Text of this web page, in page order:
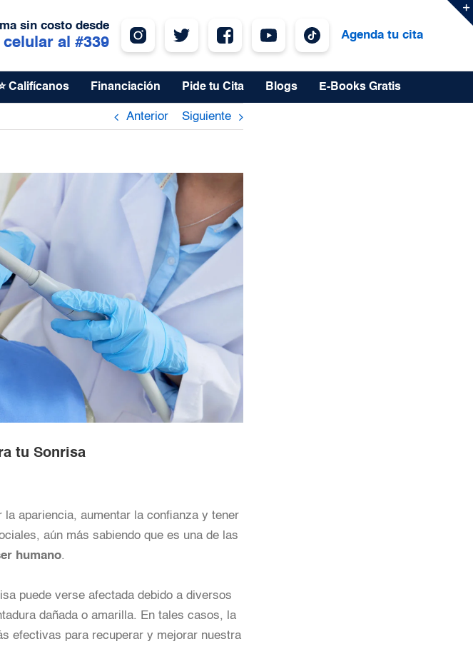
sin costo desde
celular al #339 Agenda tu cita
Califícanos Financiación Pide tu Cita Blogs E-Books Gratis
Anterior Siguiente
tu Sonrisa
apariencia, aumentar la confianza y tener
aún más sabiendo que es una de las
humano.
puede verse afectada debido a diversos
dañada o amarilla. En tales casos, la
efectivas para recuperar y mejorar nuestra